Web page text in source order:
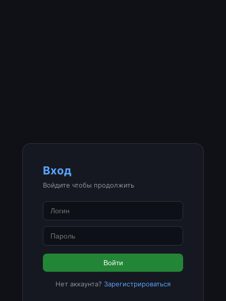
Вход
Войдите чтобы продолжить
Войти
Нет аккаунта? Зарегистрироваться